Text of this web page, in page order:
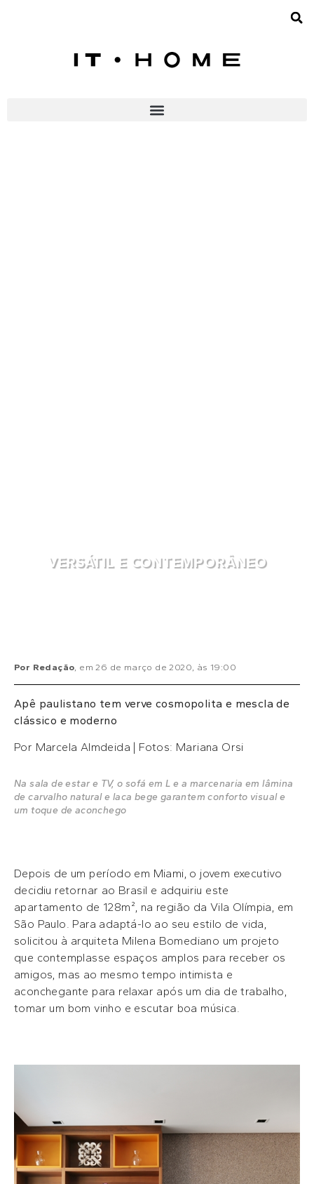
VERSÁTIL E CONTEMPORÂNEO
Por Redação, em 26 de março de 2020, às 19:00
Apê paulistano tem verve cosmopolita e mescla de
clássico e moderno
Por Marcela Almdeida | Fotos: Mariana Orsi
Na sala de estar e TV, o sofá em L e a marcenaria em lâmina
de carvalho natural e laca bege garantem conforto visual e
um toque de aconchego
Depois de um período em Miami, o jovem executivo
decidiu retornar ao Brasil e adquiriu este
apartamento de 128m², na região da Vila Olímpia, em
São Paulo. Para adaptá-lo ao seu estilo de vida,
solicitou à arquiteta Milena Bomediano um projeto
que contemplasse espaços amplos para receber os
amigos, mas ao mesmo tempo intimista e
aconchegante para relaxar após um dia de trabalho,
tomar um bom vinho e escutar boa música.